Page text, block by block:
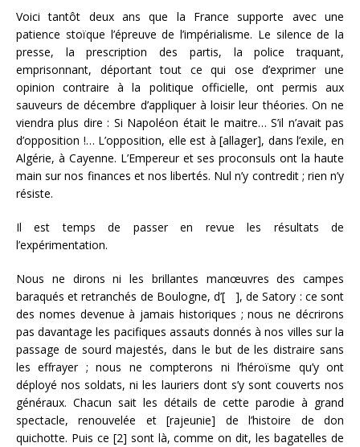
Voici tantôt deux ans que la France supporte avec une
patience stoïque l’épreuve de l’impérialisme. Le silence de la
presse, la prescription des partis, la police traquant,
emprisonnant, déportant tout ce qui ose d’exprimer une
opinion contraire à la politique officielle, ont permis aux
sauveurs de décembre d’appliquer à loisir leur théories. On ne
viendra plus dire : Si Napoléon était le maitre… S’il n’avait pas
d’opposition !… L’opposition, elle est à [allager], dans l’exile, en
Algérie, à Cayenne. L’Empereur et ses proconsuls ont la haute
main sur nos finances et nos libertés. Nul n’y contredit ; rien n’y
résiste.
Il est temps de passer en revue les résultats de
l’expérimentation.
Nous ne dirons ni les brillantes manœuvres des campes
baraqués et retranchés de Boulogne, d’[ ], de Satory : ce sont
des nomes devenue à jamais historiques ; nous ne décrirons
pas davantage les pacifiques assauts donnés à nos villes sur la
passage de sourd majestés, dans le but de les distraire sans
les effrayer ; nous ne compterons ni l’héroïsme qu’y ont
déployé nos soldats, ni les lauriers dont s’y sont couverts nos
généraux. Chacun sait les détails de cette parodie à grand
spectacle, renouvelée et [rajeunie] de l’histoire de don
quichotte. Puis ce [2] sont là, comme on dit, les bagatelles de